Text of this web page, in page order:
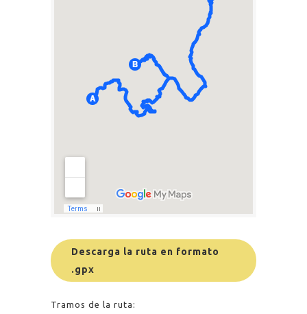
Descarga la ruta en formato
.gpx
Tramos de la ruta: